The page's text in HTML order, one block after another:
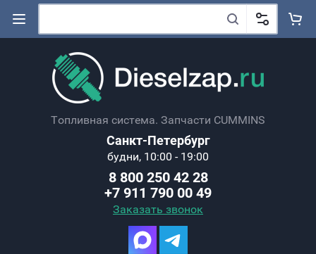
Топливная система. Запчасти CUMMINS
Санкт-Петербург
будни, 10:00 - 19:00
8 800 250 42 28
+7 911 790 00 49
Заказать звонок